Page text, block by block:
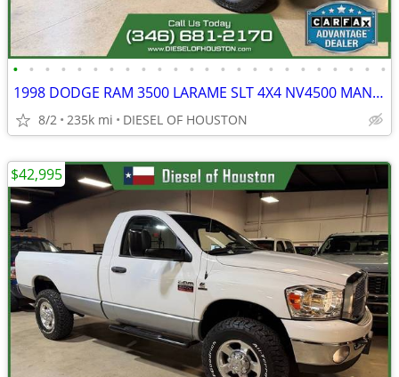
• • • • • • • • • • • • • • • • • • • • • • • •
1998 DODGE RAM 3500 LARAME SLT 4X4 NV4500 MANUAL 24V CUMMINS DIESEL
8/2 235k mi DIESEL OF HOUSTON
$42,995